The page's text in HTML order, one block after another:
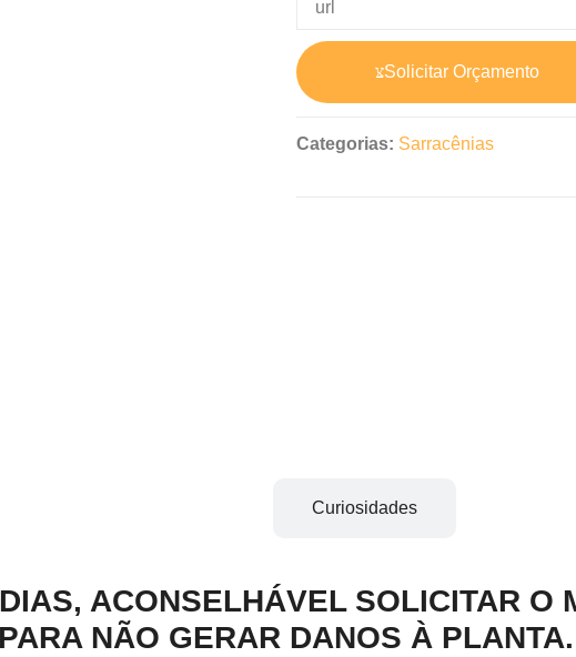
Solicitar Orçamento
Categorias: Sarracênias
Curiosidades
ACONSELHÁVEL SOLICITAR O
PARA NÃO GERAR DANOS À PLANTA.